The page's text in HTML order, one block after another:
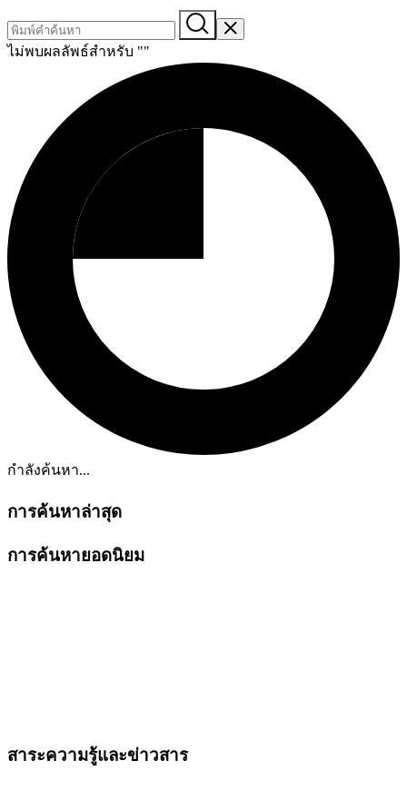
ไม่พบผลลัพธ์สำหรับ ""
กำลังค้นหา...
การค้นหาล่าสุด
การค้นหายอดนิยม
สาระความรู้และข่าวสาร